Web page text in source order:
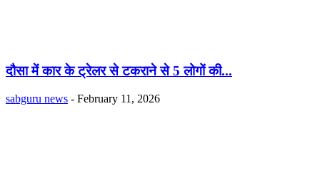
दौसा में कार के ट्रेलर से टकराने से 5 लोगों की...
sabguru news - February 11, 2026